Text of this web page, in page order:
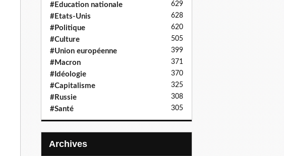
#Education nationale 629
#Etats-Unis 628
#Politique 620
#Culture 505
#Union européenne 399
#Macron 371
#Idéologie 370
#Capitalisme 325
#Russie 308
#Santé 305
Archives